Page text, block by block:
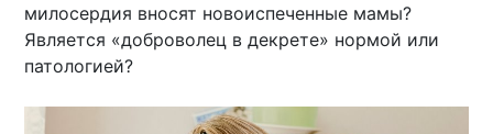
милосердия вносят новоиспеченные мамы?
Является «доброволец в декрете» нормой или
патологией?